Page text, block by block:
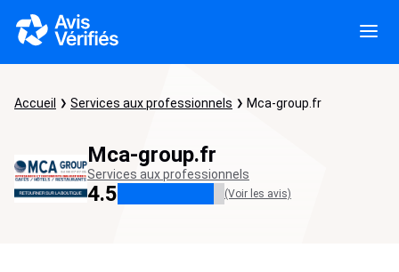
Accueil Services aux professionnels Mca-group.fr
Mca-group.fr
Services aux professionnels
4.5 (Voir les avis)